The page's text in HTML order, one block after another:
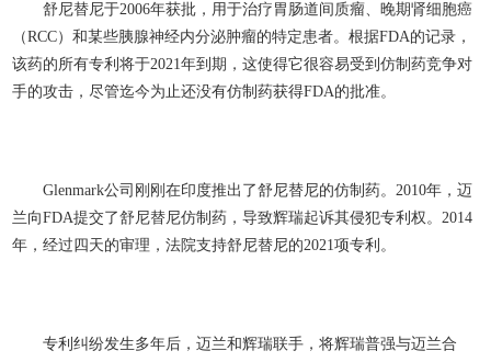
舒尼替尼于2006年获批，用于治疗胃肠道间质瘤、晚期肾细胞癌
（RCC）和某些胰腺神经内分泌肿瘤的特定患者。根据FDA的记录，
该药的所有专利将于2021年到期，这使得它很容易受到仿制药竞争对
手的攻击，尽管迄今为止还没有仿制药获得FDA的批准。
Glenmark公司刚刚在印度推出了舒尼替尼的仿制药。2010年，迈
兰向FDA提交了舒尼替尼仿制药，导致辉瑞起诉其侵犯专利权。2014
年，经过四天的审理，法院支持舒尼替尼的2021项专利。
专利纠纷发生多年后，迈兰和辉瑞联手，将辉瑞普强与迈兰合